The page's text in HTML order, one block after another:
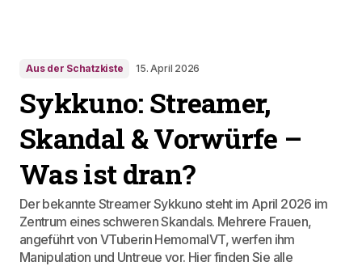
Aus der Schatzkiste 15. April 2026
Sykkuno: Streamer,
Skandal & Vorwürfe –
Was ist dran?
Der bekannte Streamer Sykkuno steht im April 2026 im
Zentrum eines schweren Skandals. Mehrere Frauen,
angeführt von VTuberin HemomalVT, werfen ihm
Manipulation und Untreue vor. Hier finden Sie alle